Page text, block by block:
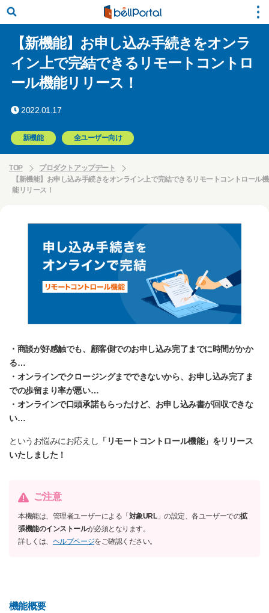
【新機能】お申し込み手続きをオンラ
イン上で完結できるリモートコントロ
ール機能リリース！
2022.01.17
新機能 全ユーザー向け
TOP
プロダクトアップデート
【新機能】お申し込み手続きをオンライン上で完結できるリモートコントロール機
能リリース！
・商談が好感触でも、顧客側でのお申し込み完了までに時間がかか
る…
・オンラインでクロージングまでできないから、お申し込み完了ま
での歩留まり率が悪い…
・オンラインで口頭承諾もらったけど、お申し込み書が回収できな
い…
というお悩みにお応えし 「リモートコントロール機能」をリリース
いたしました！
ご注意
本機能は、管理者ユーザーによる「対象URL」の設定、各ユーザーでの拡
張機能のインストールが必須となります。
詳しくは、 ヘルプページをご確認ください。
機能概要